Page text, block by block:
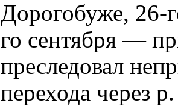
Дорогобуже, 26-
го сентября —
преследовал
перехода через